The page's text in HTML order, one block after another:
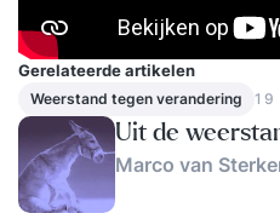
Gerelateerde artikelen
Weerstand tegen verandering 19
Uit de
Marco van